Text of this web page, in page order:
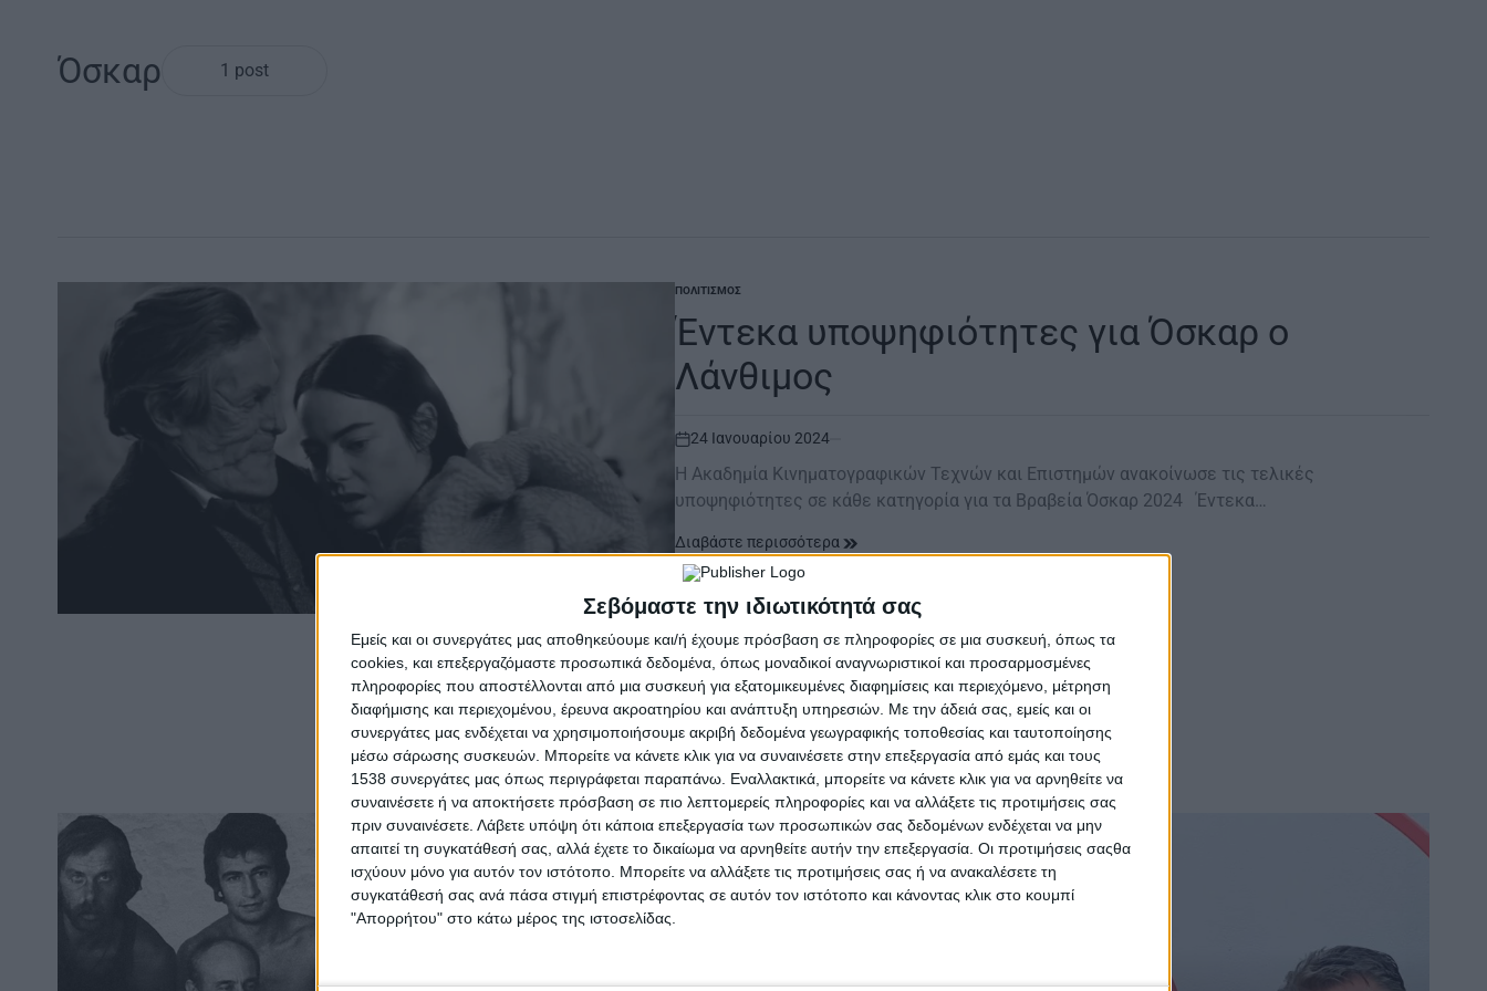
Σεβόμαστε την ιδιωτικότητά σας
Εμείς και οι συνεργάτες μας αποθηκεύουμε και/ή έχουμε πρόσβαση σε πληροφορίες σε μια συσκευή, όπως τα
cookies, και επεξεργαζόμαστε προσωπικά δεδομένα, όπως μοναδικοί αναγνωριστικοί και προσαρμοσμένες
πληροφορίες που αποστέλλονται από μια συσκευή για εξατομικευμένες διαφημίσεις και περιεχόμενο, μέτρηση
διαφήμισης και περιεχομένου, έρευνα ακροατηρίου και ανάπτυξη υπηρεσιών. Με την άδειά σας, εμείς και οι
συνεργάτες μας ενδέχεται να χρησιμοποιήσουμε ακριβή δεδομένα γεωγραφικής τοποθεσίας και ταυτοποίησης
μέσω σάρωσης συσκευών. Μπορείτε να κάνετε κλικ για να συναινέσετε στην επεξεργασία από εμάς και τους
1538 συνεργάτες μας όπως περιγράφεται παραπάνω. Εναλλακτικά, μπορείτε να κάνετε κλικ για να αρνηθείτε να
συναινέσετε ή να αποκτήσετε πρόσβαση σε πιο λεπτομερείς πληροφορίες και να αλλάξετε τις προτιμήσεις σας
πριν συναινέσετε. Λάβετε υπόψη ότι κάποια επεξεργασία των προσωπικών σας δεδομένων ενδέχεται να μην
απαιτεί τη συγκατάθεσή σας, αλλά έχετε το δικαίωμα να αρνηθείτε αυτήν την επεξεργασία. Οι προτιμήσεις σαςθα
ισχύουν μόνο για αυτόν τον ιστότοπο. Μπορείτε να αλλάξετε τις προτιμήσεις σας ή να ανακαλέσετε τη
συγκατάθεσή σας ανά πάσα στιγμή επιστρέφοντας σε αυτόν τον ιστότοπο και κάνοντας κλικ στο κουμπί
"Απορρήτου" στο κάτω μέρος της ιστοσελίδας.
Όσκαρ 1 post
POSTED
IN
ΠΟΛΙΤΙΣΜΌΣ
Έντεκα υποψηφιότητες για Όσκαρ ο
Λάνθιμος
on
24 Ιανουαρίου 2024
Η Ακαδημία Κινηματογραφικών Τεχνών και Επιστημών ανακοίνωσε τις τελικές
υποψηφιότητες σε κάθε κατηγορία για τα Βραβεία Όσκαρ 2024 Έντεκα…
Διαβάστε περισσότερα